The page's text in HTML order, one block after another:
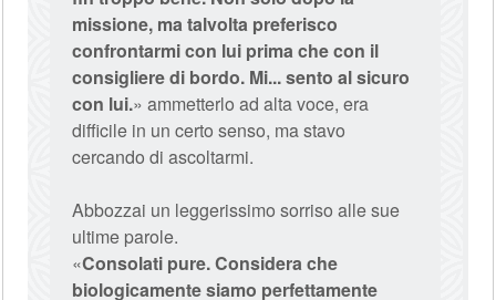
missione, ma talvolta preferisco
confrontarmi con lui prima che con il
consigliere di bordo. Mi... sento al sicuro
con lui.» ammetterlo ad alta voce, era
difficile in un certo senso, ma stavo
cercando di ascoltarmi.
Abbozzai un leggerissimo sorriso alle sue
ultime parole.
«Consolati pure. Considera che
biologicamente siamo perfettamente